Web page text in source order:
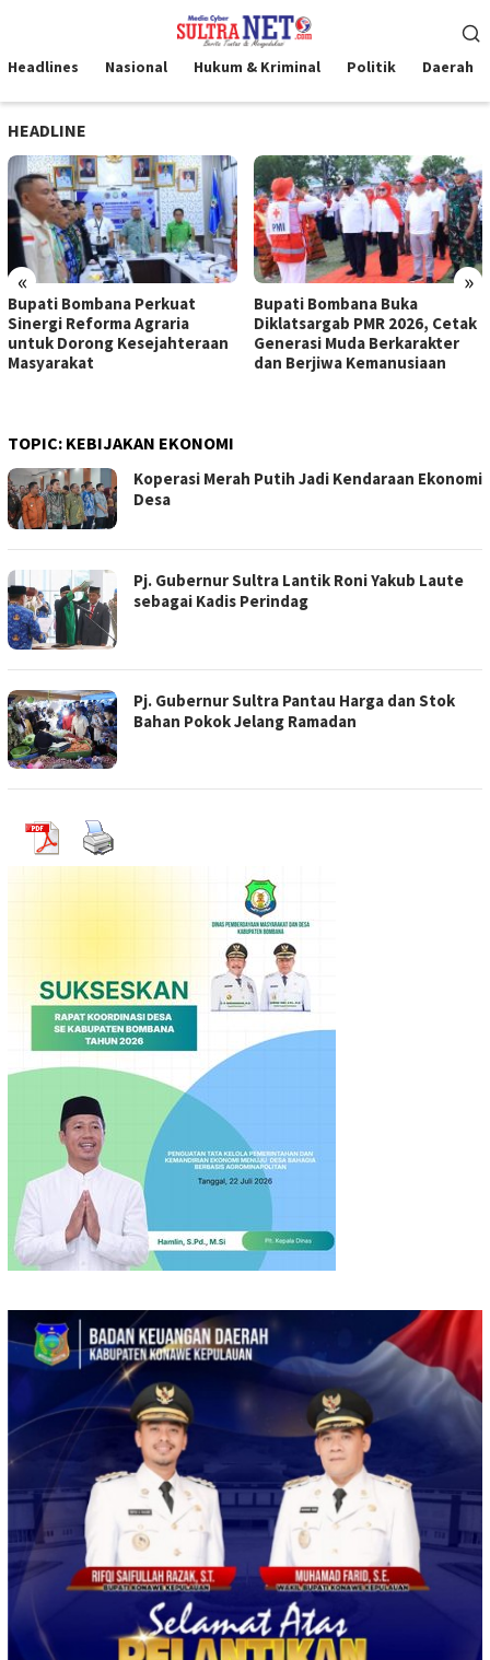
kontenMobile
Headlines Nasional Hukum & Kriminal Politik Daerah
HEADLINE
« »
Bupati Bombana Perkuat
Sinergi Reforma Agraria
untuk Dorong Kesejahteraan
Masyarakat
Bupati Bombana Buka
Diklatsargab PMR 2026, Cetak
Generasi Muda Berkarakter
dan Berjiwa Kemanusiaan
TOPIC: KEBIJAKAN EKONOMI
Koperasi Merah Putih Jadi Kendaraan Ekonomi
Desa
Pj. Gubernur Sultra Lantik Roni Yakub Laute
sebagai Kadis Perindag
Pj. Gubernur Sultra Pantau Harga dan Stok
Bahan Pokok Jelang Ramadan